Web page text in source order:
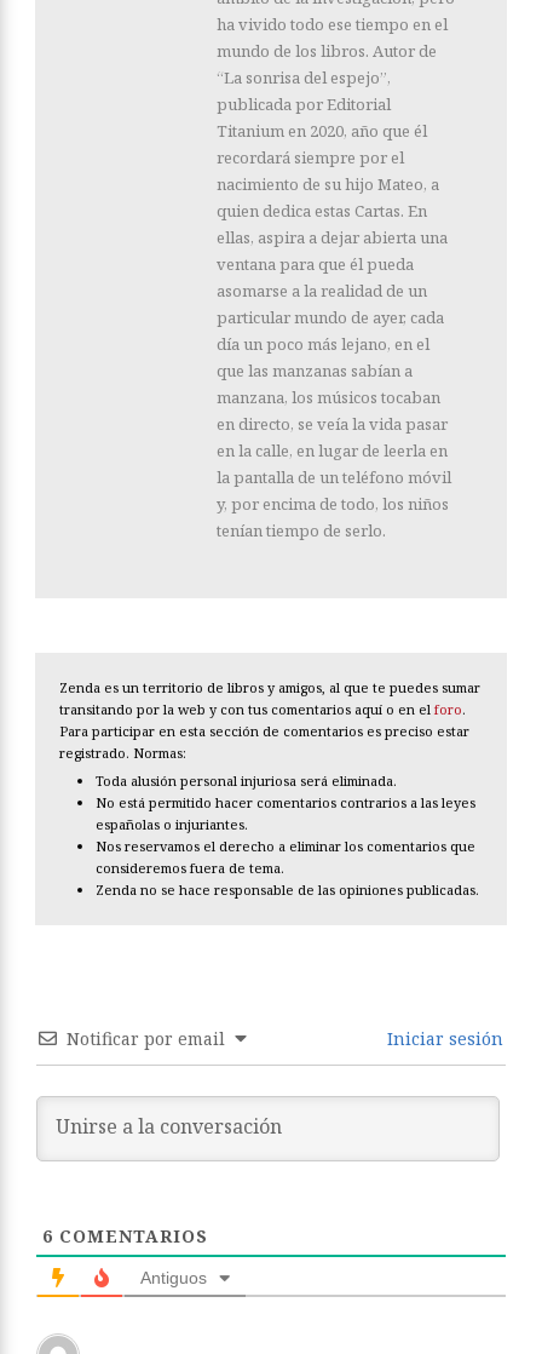
ha vivido todo ese tiempo en el
mundo de los libros. Autor de
“La sonrisa del espejo”,
publicada por Editorial
Titanium en 2020, año que él
recordará siempre por el
nacimiento de su hijo Mateo, a
quien dedica estas Cartas. En
ellas, aspira a dejar abierta una
ventana para que él pueda
asomarse a la realidad de un
particular mundo de ayer, cada
día un poco más lejano, en el
que las manzanas sabían a
manzana, los músicos tocaban
en directo, se veía la vida pasar
en la calle, en lugar de leerla en
la pantalla de un teléfono móvil
y, por encima de todo, los niños
tenían tiempo de serlo.
Zenda es un territorio de libros y amigos, al que te puedes sumar
transitando por la web y con tus comentarios aquí o en el foro.
Para participar en esta sección de comentarios es preciso estar
registrado. Normas:
Toda alusión personal injuriosa será eliminada.
No está permitido hacer comentarios contrarios a las leyes
españolas o injuriantes.
Nos reservamos el derecho a eliminar los comentarios que
consideremos fuera de tema.
Zenda no se hace responsable de las opiniones publicadas.
Notificar por email Iniciar sesión
6 COMENTARIOS
Antiguos